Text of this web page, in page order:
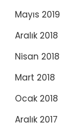
Mayıs 2019
Aralık 2018
Nisan 2018
Mart 2018
Ocak 2018
Aralık 2017